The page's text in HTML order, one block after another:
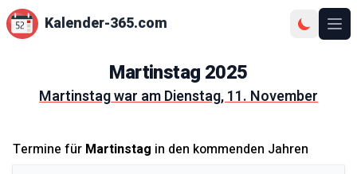
Kalender-365.com
Martinstag 2025
Martinstagwar amDienstag, 11. November
Termine für Martinstag in den kommenden Jahren